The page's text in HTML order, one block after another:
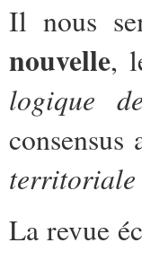
Il nous
nouvelle,
logique de
territoriale
La revue